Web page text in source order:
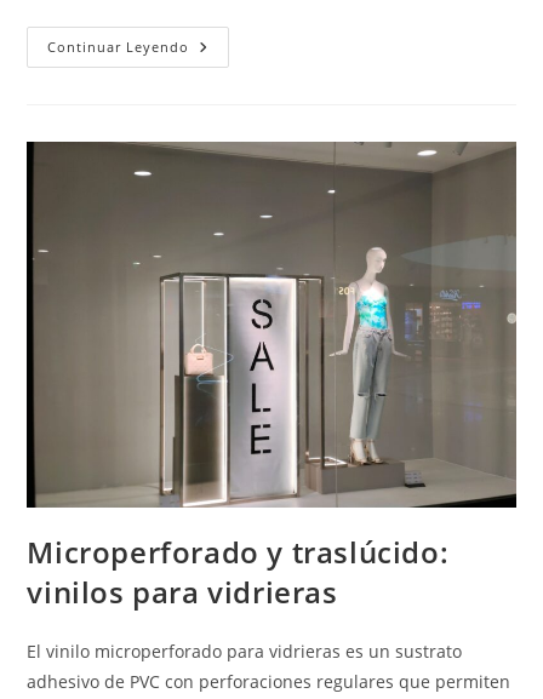
Continuar Leyendo Cómo
Comparar
Evaluación
Práctica
Microperforado y traslúcido:
vinilos para vidrieras
El vinilo microperforado para vidrieras es un sustrato
adhesivo de PVC con perforaciones regulares que permiten